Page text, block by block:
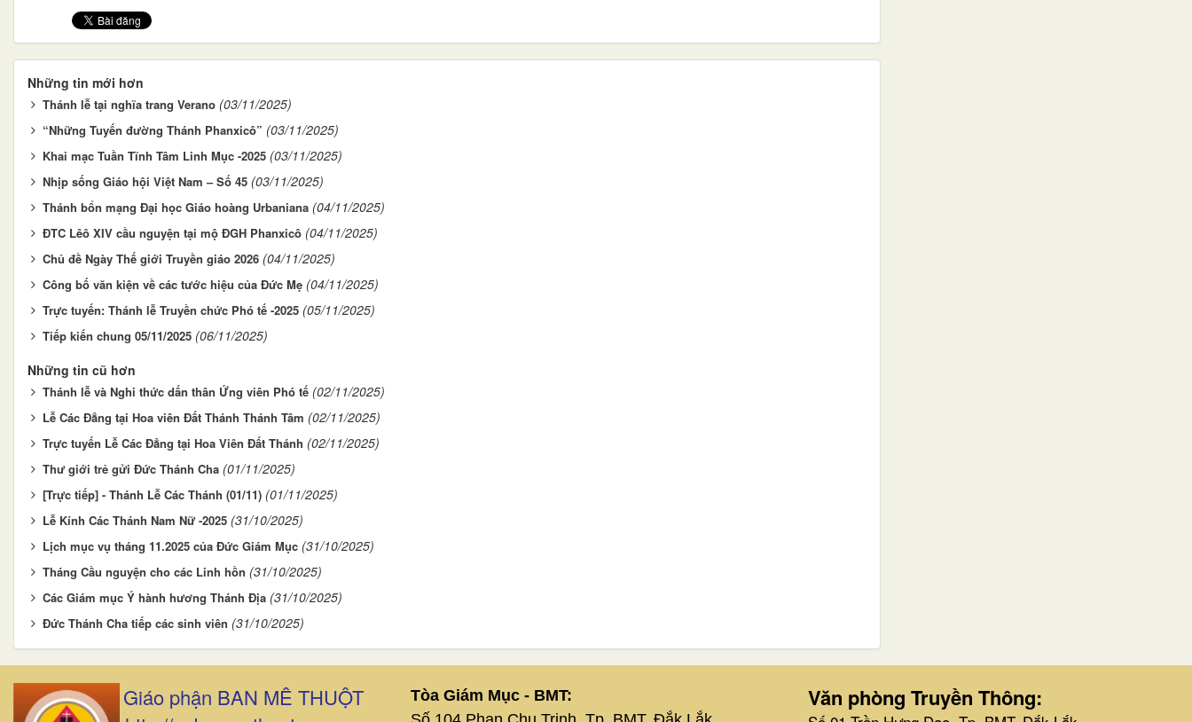
Những tin mới hơn
Thánh lễ tại nghĩa trang Verano (03/11/2025)
“Những Tuyến đường Thánh Phanxicô” (03/11/2025)
Khai mạc Tuần Tĩnh Tâm Linh Mục -2025 (03/11/2025)
Nhịp sống Giáo hội Việt Nam – Số 45 (03/11/2025)
Thánh bổn mạng Đại học Giáo hoàng Urbaniana (04/11/2025)
ĐTC Lêô XIV cầu nguyện tại mộ ĐGH Phanxicô (04/11/2025)
Chủ đề Ngày Thế giới Truyền giáo 2026 (04/11/2025)
Công bố văn kiện về các tước hiệu của Đức Mẹ (04/11/2025)
Trực tuyến: Thánh lễ Truyền chức Phó tế -2025 (05/11/2025)
Tiếp kiến chung 05/11/2025 (06/11/2025)
Những tin cũ hơn
Thánh lễ và Nghi thức dấn thân Ứng viên Phó tế (02/11/2025)
Lễ Các Đẳng tại Hoa viên Đất Thánh Thánh Tâm (02/11/2025)
Trực tuyến Lễ Các Đẳng tại Hoa Viên Đất Thánh (02/11/2025)
Thư giới trẻ gửi Đức Thánh Cha (01/11/2025)
[Trực tiếp] - Thánh Lễ Các Thánh (01/11) (01/11/2025)
Lễ Kính Các Thánh Nam Nữ -2025 (31/10/2025)
Lịch mục vụ tháng 11.2025 của Đức Giám Mục (31/10/2025)
Tháng Cầu nguyện cho các Linh hồn (31/10/2025)
Các Giám mục Ý hành hương Thánh Địa (31/10/2025)
Đức Thánh Cha tiếp các sinh viên (31/10/2025)
Giáo phận BAN MÊ THUỘT
Tòa Giám Mục - BMT:
Văn phòng Truyền Thông: